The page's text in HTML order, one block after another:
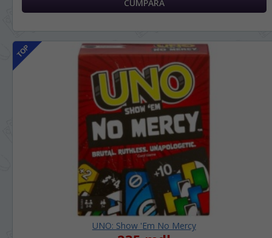
UNO: Show 'Em No Mercy